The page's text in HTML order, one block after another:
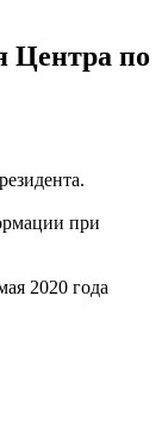
Центра по
при
2020 года